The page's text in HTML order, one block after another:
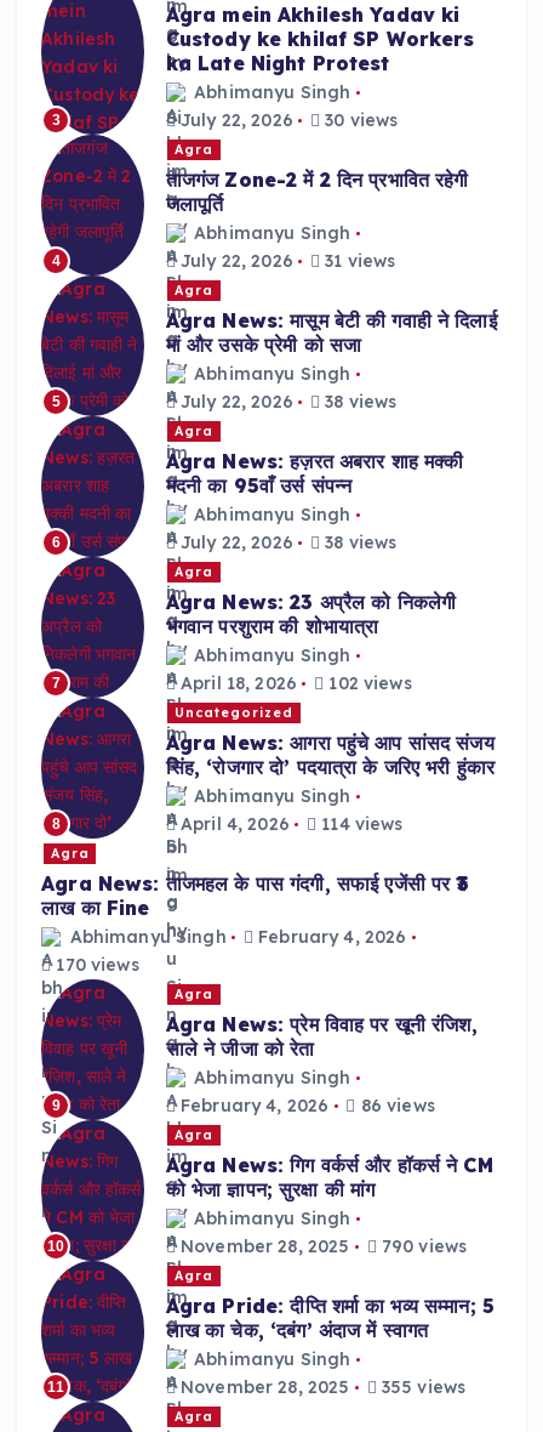
3
Agra mein Akhilesh Yadav ki
Custody ke khilaf SP Workers
ka Late Night Protest
Abhimanyu Singh
July 22, 2026
30 views
4
Agra
ताजगंज Zone-2 में 2 दिन प्रभावित रहेगी
जलापूर्ति
Abhimanyu Singh
July 22, 2026
31 views
5
Agra
Agra News: मासूम बेटी की गवाही ने दिलाई
मां और उसके प्रेमी को सजा
Abhimanyu Singh
July 22, 2026
38 views
6
Agra
Agra News: हज़रत अबरार शाह मक्की
मदनी का 95वाँ उर्स संपन्न
Abhimanyu Singh
July 22, 2026
38 views
7
Agra
Agra News: 23 अप्रैल को निकलेगी
भगवान परशुराम की शोभायात्रा
Abhimanyu Singh
April 18, 2026
102 views
8
Uncategorized
Agra News: आगरा पहुंचे आप सांसद संजय
सिंह, ‘रोजगार दो’ पदयात्रा के जरिए भरी हुंकार
Abhimanyu Singh
April 4, 2026
114 views
Agra
Agra News: ताजमहल के पास गंदगी, सफाई एजेंसी पर ₹3
लाख का Fine
Abhimanyu Singh
February 4, 2026
170 views
9
Agra
Agra News: प्रेम विवाह पर खूनी रंजिश,
साले ने जीजा को रेता
Abhimanyu Singh
February 4, 2026
86 views
10
Agra
Agra News: गिग वर्कर्स और हॉकर्स ने CM
को भेजा ज्ञापन; सुरक्षा की मांग
Abhimanyu Singh
November 28, 2025
790 views
11
Agra
Agra Pride: दीप्ति शर्मा का भव्य सम्मान; 5
लाख का चेक, ‘दबंग’ अंदाज में स्वागत
Abhimanyu Singh
November 28, 2025
355 views
Agra